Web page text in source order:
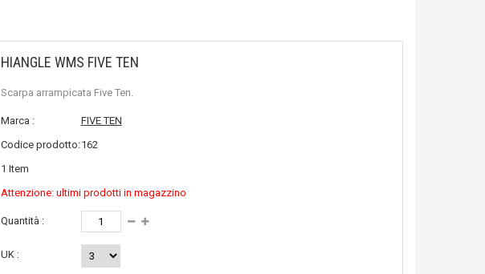
HIANGLE WMS FIVE TEN
Scarpa arrampicata Five Ten.
Marca :
FIVE TEN
Codice prodotto:162
1 Item
Attenzione: ultimi prodotti in magazzino
Quantità :
UK :